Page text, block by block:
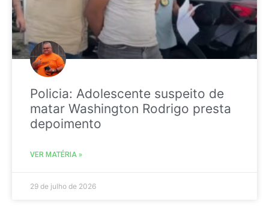
Policia: Adolescente suspeito de
matar Washington Rodrigo presta
depoimento
VER MATÉRIA »
29 de julho de 2026